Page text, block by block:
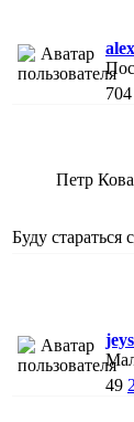
704
Петр
Буду стараться
49 2